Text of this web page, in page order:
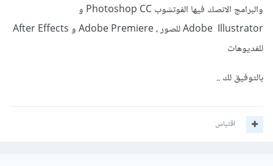
والبرامج الانصك فيها الفوتشوب Photoshop CC و
Adobe Illustrator للصور ، Adobe Premiere و After Effects
للفديوهات
بالتوفيق لك ..
اقتباس